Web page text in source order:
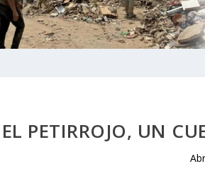
EL PETIRROJO, UN